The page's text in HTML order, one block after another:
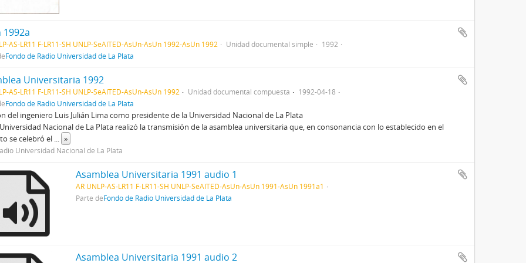
1992a
AS-LR11 F-LR11-SH UNLP-SeAITED-AsUn-AsUn 1992-AsUn 1992 Unidad documental simple
1992
Fondo de Radio Universidad de La Plata
Universitaria 1992
AS-LR11 F-LR11-SH UNLP-SeAITED-AsUn-AsUn 1992 Unidad documental compuesta
1992-04-18
Fondo de Radio Universidad de La Plata
del ingeniero Luis Julián Lima como presidente de la Universidad Nacional de La Plata
Nacional de La Plata realizó la transmisión de la asamblea universitaria que, en consonancia con lo establecido en el
se celebró el ... »
Universidad Nacional de La Plata
Asamblea Universitaria 1991 audio 1
AR UNLP-AS-LR11 F-LR11-SH UNLP-SeAITED-AsUn-AsUn 1991-AsUn 1991a1
Parte deFondo de Radio Universidad de La Plata
Asamblea Universitaria 1991 audio 2